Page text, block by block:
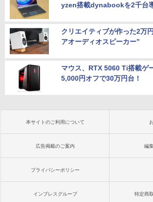
yzen搭載dynabookを2千台
クリエイティブが作った2万
アオーディオスピーカー”
マウス、RTX 5060 Ti搭載ゲ
5,000円オフで30万円台！
本サイトのご利用について
広告掲載のご案内 編
プライバシーポリシー
インプレスグループ 特定商